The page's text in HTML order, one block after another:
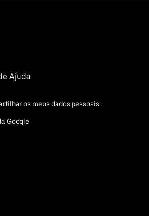
Ajuda
os meus dados pessoais
Google